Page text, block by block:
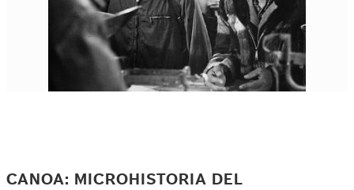
CANOA: MICROHISTORIA DEL